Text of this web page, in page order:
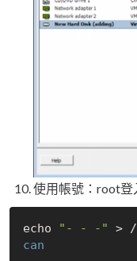
使用帳號：root登
echo "- - -" >
can